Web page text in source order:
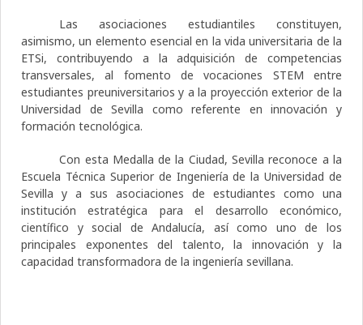
Las asociaciones estudiantiles constituyen,
asimismo, un elemento esencial en la vida universitaria de la
ETSi, contribuyendo a la adquisición de competencias
transversales, al fomento de vocaciones STEM entre
estudiantes preuniversitarios y a la proyección exterior de la
Universidad de Sevilla como referente en innovación y
formación tecnológica.
Con esta Medalla de la Ciudad, Sevilla reconoce a la
Escuela Técnica Superior de Ingeniería de la Universidad de
Sevilla y a sus asociaciones de estudiantes como una
institución estratégica para el desarrollo económico,
científico y social de Andalucía, así como uno de los
principales exponentes del talento, la innovación y la
capacidad transformadora de la ingeniería sevillana.